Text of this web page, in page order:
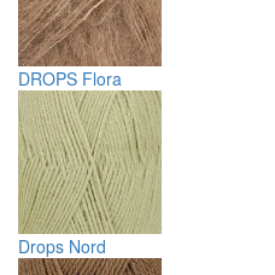
DROPS Flora
Drops Nord